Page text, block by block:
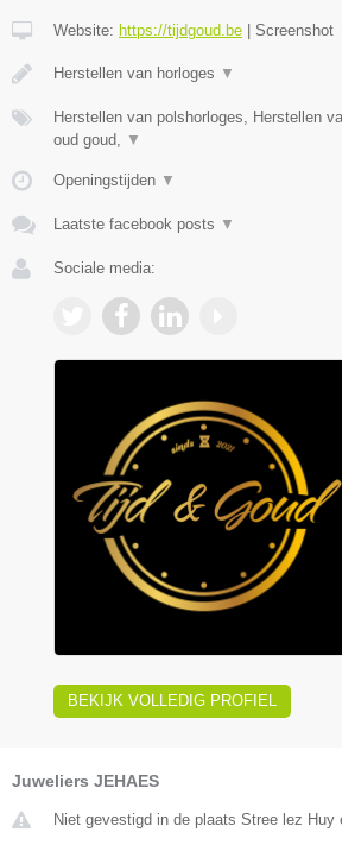
Website: https://tijdgoud.be | Screenshot
Herstellen van horloges ▼
Herstellen van polshorloges, Herstellen
oud goud,
▼
Openingstijden ▼
Laatste facebook posts ▼
Sociale media:
BEKIJK VOLLEDIG PROFIEL
Juweliers JEHAES
Niet gevestigd in de plaats Stree lez Huy